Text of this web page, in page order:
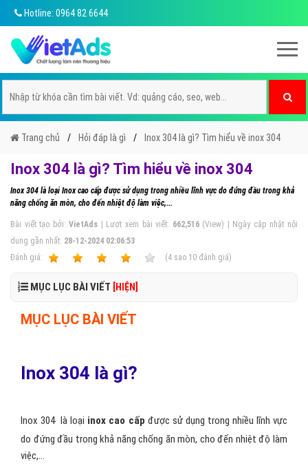
Hotline: 0964 82 6644
Trang chủ Hỏi đáp là gì Inox 304 là gì? Tìm hiểu về inox 304
Inox 304 là gì? Tìm hiểu về inox 304
Inox 304 là loại Inox cao cấp được sử dụng trong nhiều lĩnh vực do đứng đầu trong khả
năng chống ăn mòn, cho đến nhiệt độ làm việc,...
Bài viết tạo bởi:VietAds | Lượt xem bài viết: 662,516(View) | Ngày cập nhật nội
dung gần nhất: 28-12-2024 02:06:53
Ðánh giá:
(4 sao 10 đánh giá)
MỤC LỤC BÀI VIẾT [HIỆN]
MỤC LỤC BÀI VIẾT
Inox 304 là gì?
Inox 304 là loại inox cao cấp được sử dụng trong nhiều lĩnh vực
do đứng đầu trong khả năng chống ăn mòn, cho đến nhiệt độ làm
việc,...